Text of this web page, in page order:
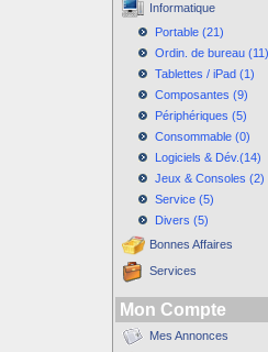
Informatique
Portable (21)
Ordin. de bureau (11)
Tablettes / iPad (1)
Composantes (9)
Périphériques (5)
Consommable (0)
Logiciels & Dév.(14)
Jeux & Consoles (2)
Service (5)
Divers (5)
Bonnes Affaires
Services
Mon Compte
Mes Annonces